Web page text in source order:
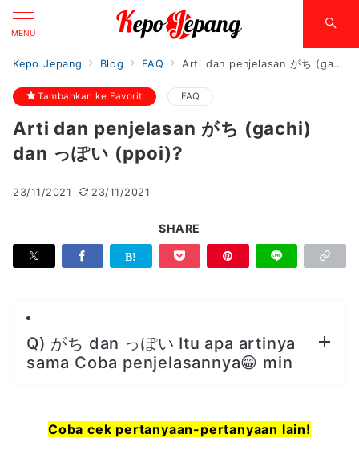
MENU
Kepo Jepang Blog FAQ Arti dan penjelasan がち (gachi) dan っぽい (ppoi)?
Tambahkan ke Favorit FAQ
Arti dan penjelasan がち (gachi)
dan っぽい (ppoi)?
23/11/2021 23/11/2021
SHARE
Q) がち dan っぽい Itu apa artinya
sama Coba penjelasannya😁 min
Coba cek pertanyaan-pertanyaan lain!